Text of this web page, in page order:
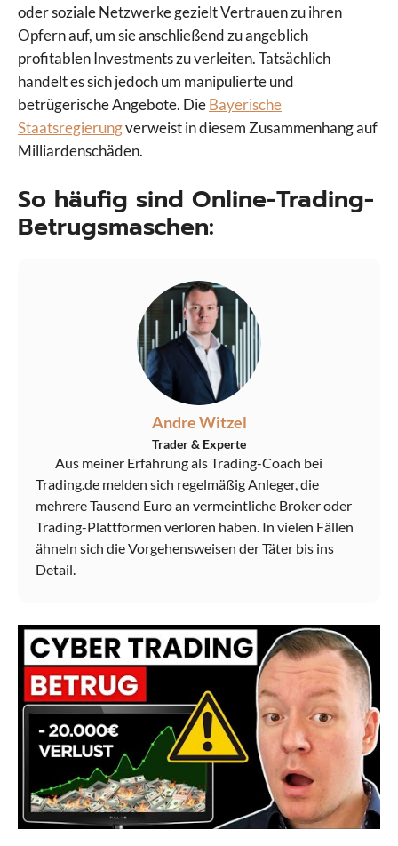
oder soziale Netzwerke gezielt Vertrauen zu ihren
Opfern auf, um sie anschließend zu angeblich
profitablen Investments zu verleiten. Tatsächlich
handelt es sich jedoch um manipulierte und
betrügerische Angebote. DieBayerische
Staatsregierungverweist in diesem Zusammenhang auf
Milliardenschäden.
So häufig sind Online-Trading-
Betrugsmaschen:
Andre Witzel
Trader & Experte
Aus meiner Erfahrung als Trading-Coach bei
Trading.de melden sich regelmäßig Anleger, die
mehrere Tausend Euro an vermeintliche Broker oder
Trading-Plattformen verloren haben. In vielen Fällen
ähneln sich die Vorgehensweisen der Täter bis ins
Detail.